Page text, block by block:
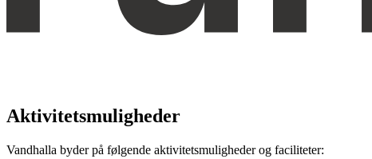
Aktivitetsmuligheder
Vandhalla byder på følgende aktivitetsmuligheder og faciliteter: